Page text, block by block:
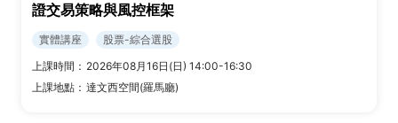
證交易策略與風控框架
實體講座
股票-綜合選股
上課時間： 2026年08月16日(日) 14:00-16:30
上課地點： 達文西空間(羅馬廳)